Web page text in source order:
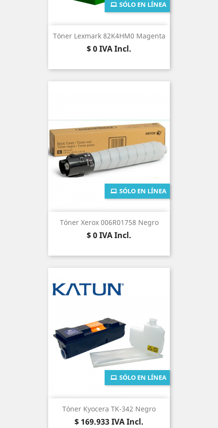
Tóner Lexmark 82K4HM0 Magenta
Precio
$ 0IVA Incl.
SÓLO EN LÍNEA
Tóner Xerox 006R01758 Negro
Precio
$ 0IVA Incl.
SÓLO EN LÍNEA
Tóner Kyocera TK-342 Negro
Precio
$ 169.933IVA Incl.
SÓLO EN LÍNEA